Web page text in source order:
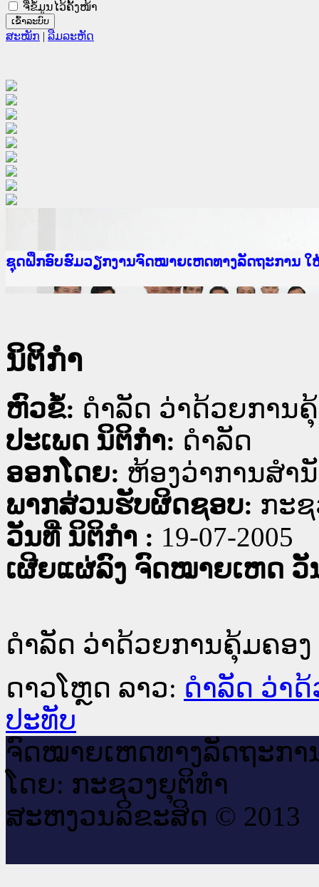
ຈື່ຂໍ້ມູນໄວ້ຄັ້ງໜ້າ
ສະໝັກ | ລືມລະຫັດ
Ministry of Justice Lao PDR
ເຜີຍແຜ່ວັບໄຊຈົດໝາຍເຫດທາງລັດຖະການ ແລະ ແອັ
ກະຊວງຍຸຕິທຳ
ຊຸດຝຶກອົບຮົມວຽກງານຈົດໝາຍເຫດທາງລັດຖະການ
ກອງປະຊຸມທົບທວນຄືນການຈັດຕັ້ງປະຕິບັດວຽກງານຈົ
ຝຶກອົບຮົມ ຜູ່ປະສານງານວຽກງານຈົດໝາຍເຫດທາງລັ
ຝຶກອົບຮົມ ຜູ່ປະສານງານວຽກງານຈົດໝາຍເຫດທາງລັ
ເຜີຍແຜ່ແອັບກົດໝາຍລາວ ແລະ ເວັບໄຊຈົດໝາຍເຫດ
ເຜີຍແຜ່ແອັບກົດໝາຍລາວ ແລະ ເວັບໄຊຈົດໝາຍເຫດ
ຍົກລະດັບວຽກງານຈົດໝາຍເຫດທາງລັດຖະການໃຫ້ຜູ້
ຊຸດຝຶກອົບຮົມວຽກງານຈົດໝາຍເຫດທາງລັດຖະການ ໃ
ນິຕິກໍາ
ຫົວຂໍ້: ດຳລັດ ວ່າດ້ວຍການ
ປະເພດ ນິຕິກໍາ: ດໍາລັດ
ອອກໂດຍ: ຫ້ອງວ່າການສຳ
ພາກສ່ວນຮັບຜິດຊອບ: ກະ
ວັນທີ່ ນິຕິກໍາ : 19-07-2005
ເຜີຍແຜ່ລົງ ຈົດໝາຍເຫດ ວັ
ດຳລັດ ວ່າດ້ວຍການຄຸ້ມຄອ
ດາວໂຫຼດ ລາວ: ດຳລັດ ວ່າ
ປະທັບ
ຈົດ​ໝາຍ​ເຫດ​ທາງ​ລັດ​ຖະ​ກາ
ໂດຍ: ກະ​ຊວງຍຸ​ຕິ​ທຳ
ສະ​ຫງວນ​ລິ​ຂະ​ສິດ © 2013